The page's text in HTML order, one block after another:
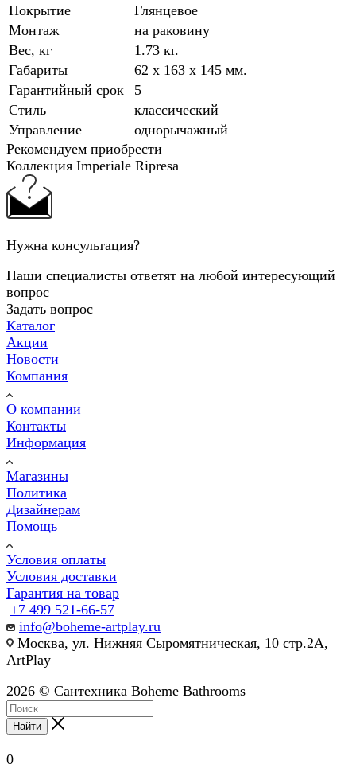
Покрытие
Глянцевое
Монтаж
на раковину
Вес, кг
1.73 кг.
Габариты
62 x 163 x 145 мм.
Гарантийный срок
5
Стиль
классический
Управление
однорычажный
Рекомендуем приобрести
Коллекция Imperiale Ripresa
Нужна консультация?
Наши специалисты ответят на любой интересующий
вопрос
Задать вопрос
Каталог
Акции
Новости
Компания
О компании
Контакты
Информация
Магазины
Политика
Дизайнерам
Помощь
Условия оплаты
Условия доставки
Гарантия на товар
+7 499 521-66-57
info@boheme-artplay.ru
Москва, ул. Нижняя Сыромятническая, 10 стр.2А,
ArtPlay
2026 © Сантехника Boheme Bathrooms
Найти
0